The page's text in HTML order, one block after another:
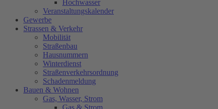
Hochwasser
Veranstaltungskalender
Gewerbe
Strassen & Verkehr
Mobilität
Straßenbau
Hausnummern
Winterdienst
Straßenverkehrsordnung
Schadenmeldung
Bauen & Wohnen
Gas, Wasser, Strom
Gas & Strom